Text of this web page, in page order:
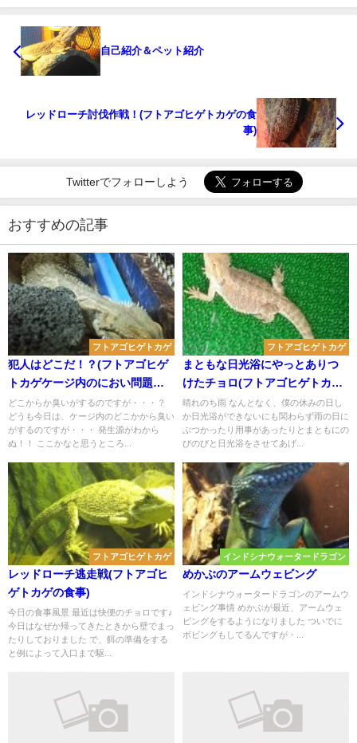
自己紹介＆ペット紹介
レッドローチ討伐作戦！(フトアゴヒゲトカゲの食
事)
Twitterでフォローしよう
おすすめの記事
フトアゴヒゲトカゲ
犯人はどこだ！？(フトアゴヒゲ
トカゲケージ内のにおい問題発
生中)
どこからか臭いがするのですが・・・？
どうも今日は、ケージ内のどこかから臭い
がするのですが・・・ 発生源がわから
ぬ！！ ここかなと思うところ...
フトアゴヒゲトカゲ
まともな日光浴にやっとありつ
けたチョロ(フトアゴヒゲトカゲ
の日光浴)
晴れのち雨 なんとなく、僕の休みの日し
か日光浴ができないにも関わらず雨の日に
ぶつかったり用事があったりとまともにの
びのびと日光浴をさせてあげ...
フトアゴヒゲトカゲ
レッドローチ逃走戦(フトアゴヒ
ゲトカゲの食事)
今日の食事風景 最近は快便のチョロです♪
今日はなぜか帰ってきたときから壁でまっ
たりしておりました で、餌の準備をする
と例によって入口まで駆...
インドシナウォータードラゴン
めかぶのアームウェビング
インドシナウォータードラゴンのアームウ
ェビング事情 めかぶが最近、アームウェ
ビングをするようになりました ついでに
ボビングもしてるんですが・...